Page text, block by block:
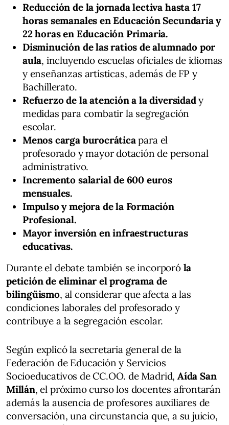
Reducción de la jornada lectiva hasta 17
horas semanales en Educación Secundaria y
22 horas en Educación Primaria.
Disminución de las ratios de alumnado por
aula, incluyendo escuelas oficiales de idiomas
y enseñanzas artísticas, además de FP y
Bachillerato.
Refuerzo de la atención a la diversidady
medidas para combatir la segregación
escolar.
Menos carga burocráticapara el
profesorado y mayor dotación de personal
administrativo.
Incremento salarial de 600 euros
mensuales.
Impulso y mejora de la Formación
Profesional.
Mayor inversión en infraestructuras
educativas.
Durante el debate también se incorporó la
petición de eliminar el programa de
bilingüismo, al considerar que afecta a las
condiciones laborales del profesorado y
contribuye a la segregación escolar.
Según explicó la secretaria general de la
Federación de Educación y Servicios
Socioeducativos de CC.OO. de Madrid, Aída San
Millán, el próximo curso los docentes afrontarán
además la ausencia de profesores auxiliares de
conversación, una circunstancia que, a su juicio,